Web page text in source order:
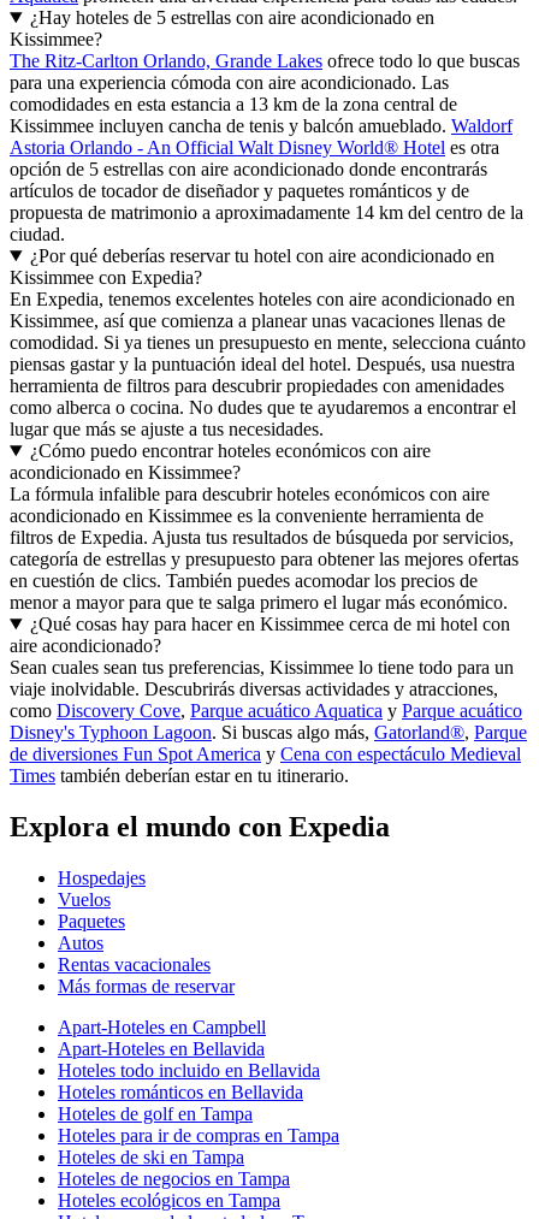
¿Hay hoteles de 5 estrellas con aire acondicionado en
Kissimmee?
The Ritz-Carlton Orlando, Grande Lakes ofrece todo lo que buscas
para una experiencia cómoda con aire acondicionado. Las
comodidades en esta estancia a 13 km de la zona central de
Kissimmee incluyen cancha de tenis y balcón amueblado. Waldorf
Astoria Orlando - An Official Walt Disney World® Hotel es otra
opción de 5 estrellas con aire acondicionado donde encontrarás
artículos de tocador de diseñador y paquetes románticos y de
propuesta de matrimonio a aproximadamente 14 km del centro de la
ciudad.
¿Por qué deberías reservar tu hotel con aire acondicionado en
Kissimmee con Expedia?
En Expedia, tenemos excelentes hoteles con aire acondicionado en
Kissimmee, así que comienza a planear unas vacaciones llenas de
comodidad. Si ya tienes un presupuesto en mente, selecciona cuánto
piensas gastar y la puntuación ideal del hotel. Después, usa nuestra
herramienta de filtros para descubrir propiedades con amenidades
como alberca o cocina. No dudes que te ayudaremos a encontrar el
lugar que más se ajuste a tus necesidades.
¿Cómo puedo encontrar hoteles económicos con aire
acondicionado en Kissimmee?
La fórmula infalible para descubrir hoteles económicos con aire
acondicionado en Kissimmee es la conveniente herramienta de
filtros de Expedia. Ajusta tus resultados de búsqueda por servicios,
categoría de estrellas y presupuesto para obtener las mejores ofertas
en cuestión de clics. También puedes acomodar los precios de
menor a mayor para que te salga primero el lugar más económico.
¿Qué cosas hay para hacer en Kissimmee cerca de mi hotel con
aire acondicionado?
Sean cuales sean tus preferencias, Kissimmee lo tiene todo para un
viaje inolvidable. Descubrirás diversas actividades y atracciones,
como Discovery Cove, Parque acuático Aquatica y Parque acuático
Disney's Typhoon Lagoon. Si buscas algo más, Gatorland®, Parque
de diversiones Fun Spot America y Cena con espectáculo Medieval
Times también deberían estar en tu itinerario.
Explora el mundo con Expedia
Hospedajes
Vuelos
Paquetes
Autos
Rentas vacacionales
Más formas de reservar
Apart-Hoteles en Campbell
Apart-Hoteles en Bellavida
Hoteles todo incluido en Bellavida
Hoteles románticos en Bellavida
Hoteles de golf en Tampa
Hoteles para ir de compras en Tampa
Hoteles de ski en Tampa
Hoteles de negocios en Tampa
Hoteles ecológicos en Tampa